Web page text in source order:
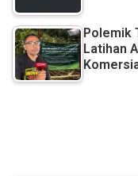
Polemik
Latihan